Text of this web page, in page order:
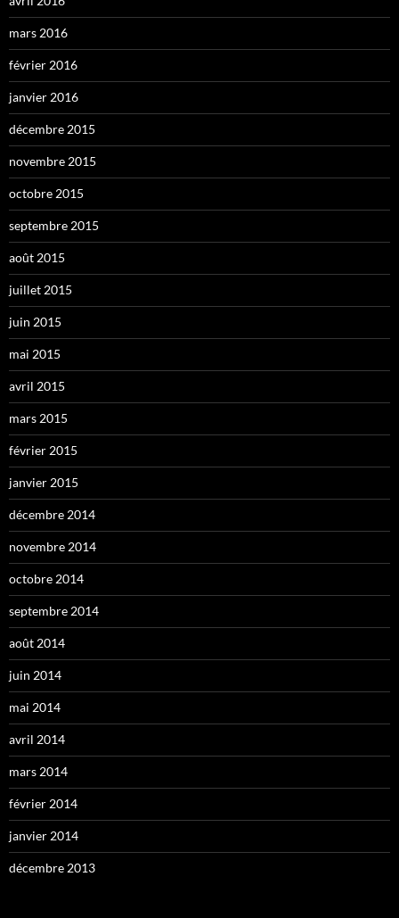
mars 2016
février 2016
janvier 2016
décembre 2015
novembre 2015
octobre 2015
septembre 2015
août 2015
juillet 2015
juin 2015
mai 2015
avril 2015
mars 2015
février 2015
janvier 2015
décembre 2014
novembre 2014
octobre 2014
septembre 2014
août 2014
juin 2014
mai 2014
avril 2014
mars 2014
février 2014
janvier 2014
décembre 2013